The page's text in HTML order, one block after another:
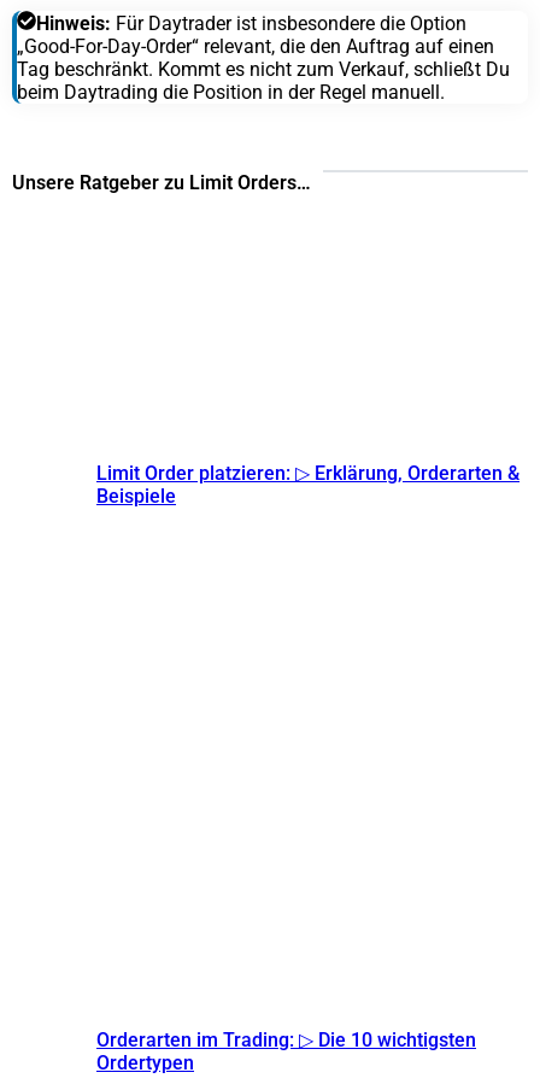
Hinweis: Für Daytrader ist insbesondere die Option
„Good-For-Day-Order“ relevant, die den Auftrag auf einen
Tag beschränkt. Kommt es nicht zum Verkauf, schließt Du
beim Daytrading die Position in der Regel manuell.
Unsere Ratgeber zu Limit Orders…
Limit Order platzieren: ▷ Erklärung, Orderarten &
Beispiele
Orderarten im Trading: ▷ Die 10 wichtigsten
Ordertypen